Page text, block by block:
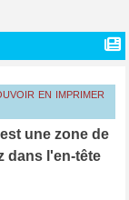
en imprimer
une zone de
dans l'en-tête